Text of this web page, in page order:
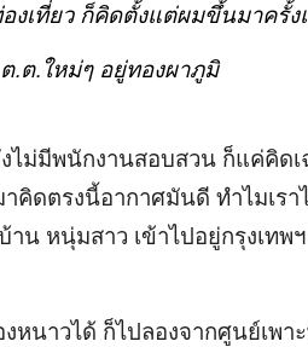
เที่ยว ก็คิดตั้งแต่ผมขึ้นมาครั้ง
ต.ต.ใหม่ๆ อยู่ทองผาภูมิ
ม่มีพนักงานสอบสวน ก็แค่คิด
คิดตรงนี้อากาศมันดี ทำไมเร
น หนุ่มสาว เข้าไปอยู่กรุงเทพ
หนาวได้ ก็ไปลองจากศูนย์เพ